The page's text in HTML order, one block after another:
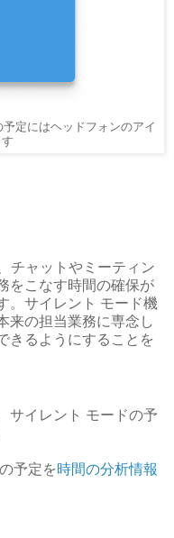
定にはヘッドフォンのアイ
チャットやミーティン
をこなす時間の確保が
。サイレント モード機
来の担当業務に専念し
きるようにすることを
サイレント モードの予
予定を時間の分析情報